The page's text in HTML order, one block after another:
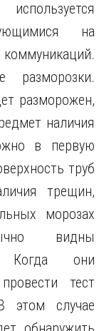
на
разморозки.
разморожен,
наличия
в первую
труб
трещин,
морозах
видны
Когда они
тест
этом случае